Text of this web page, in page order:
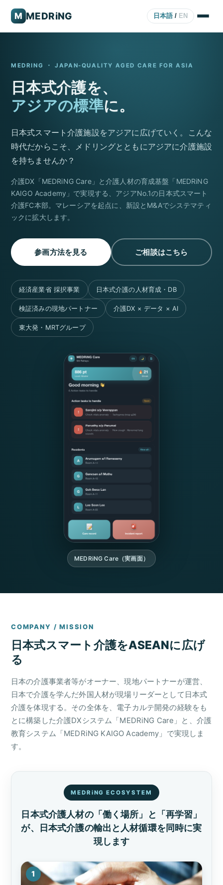
M MEDRiNG 日本語/ EN
MEDRING ・ JAPAN-QUALITY AGED CARE FOR ASIA
日本式介護を、
アジアの標準に。
日本式スマート介護施設をアジアに広げていく。こんな
時代だからこそ、メドリングとともにアジアに介護施設
を持ちませんか？
介護DX「MEDRiNG Care」と介護人材の育成基盤「MEDRiNG
KAIGO Academy」で実現する、アジアNo.1の日本式スマート
介護FC本部。マレーシアを起点に、新設とM&Aでシステマティ
ックに拡大します。
参画方法を見る ご相談はこちら
経済産業省 採択事業 日本式介護の人材育成・DB
検証済みの現地パートナー 介護DX × データ × AI
東大発・MRTグループ
MEDRiNG Care（実画面）
COMPANY / MISSION
日本式スマート介護をASEANに広げ
る
日本の介護事業者等がオーナー、現地パートナーが運営、
日本で介護を学んだ外国人材が現場リーダーとして日本式
介護を体現する。その全体を、電子カルテ開発の経験をも
とに構築した介護DXシステム「MEDRiNG Care」と、介護
教育システム「MEDRiNG KAIGO Academy」で実現しま
す。
MEDRiNG ECOSYSTEM
日本式介護人材の「働く場所」と「再学習」
が、
日本式介護の輸出と人材循環を同時に実
現します
1